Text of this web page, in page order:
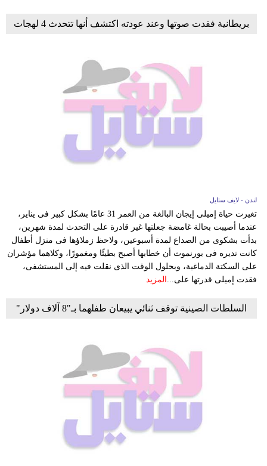
بريطانية فقدت صوتها وعند عودته اكتشف أنها تتحدث 4 لهجات
لندن - لايف ستايل
تغيرت حياة إميلى إيجان البالغة من العمر 31 عامًا بشكل كبير فى يناير،
عندما أصيبت بحالة غامضة جعلتها غير قادرة على التحدث لمدة شهرين،
بدأت بشكوى من الصداع لمدة أسبوعين، ولاحظ زملاؤها فى منزل أطفال
كانت تديره فى بورنموث أن خطابها أصبح بطيئًا ومغمورًا، وكلاهما مؤشران
على السكتة الدماغية، وبحلول الوقت الذى نقلت فيه إلى المستشفى،
فقدت إميلى قدرتها على... المزيد
السلطات الصينية توقف ثنائي يبيعان طفلهما بـ"8 آلاف دولار"